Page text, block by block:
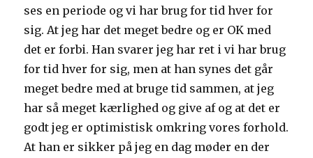
ses en periode og vi har brug for tid hver for
sig. At jeg har det meget bedre og er OK med
det er forbi. Han svarer jeg har ret i vi har brug
for tid hver for sig, men at han synes det går
meget bedre med at bruge tid sammen, at jeg
har så meget kærlighed og give af og at det er
godt jeg er optimistisk omkring vores forhold.
At han er sikker på jeg en dag møder en der